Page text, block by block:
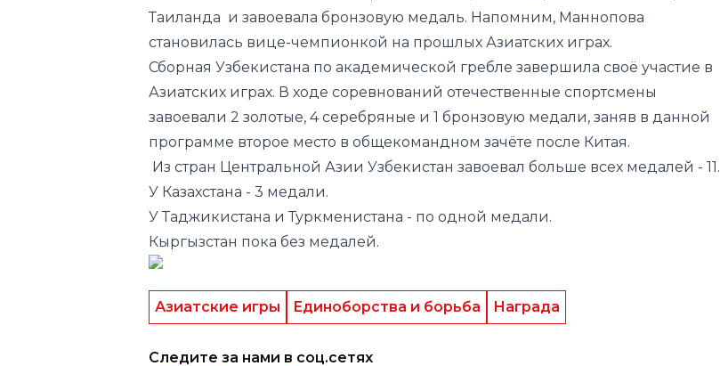
второй раз завоевала медаль Азиатских игр. Наша соотечественница,
выступавшая в весовой категории до 49 кг, в полуфинале уступила
чемпионке Олимпийских игр Токио-2020, Панипаку Вонгпаттанакиту из
Таиланда и завоевала бронзовую медаль. Напомним, Маннопова
становилась вице-чемпионкой на прошлых Азиатских играх.
Сборная Узбекистана по академической гребле завершила своё участие в
Азиатских играх. В ходе соревнований отечественные спортсмены
завоевали 2 золотые, 4 серебряные и 1 бронзовую медали, заняв в данной
программе второе место в общекомандном зачёте после Китая.
Из стран Центральной Азии Узбекистан завоевал больше всех медалей - 11.
У Казахстана - 3 медали.
У Таджикистана и Туркменистана - по одной медали.
Кыргызстан пока без медалей.